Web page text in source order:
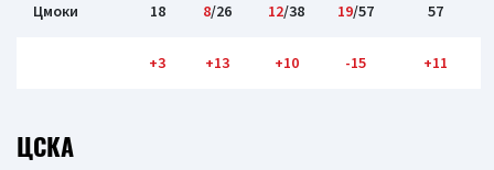
Цмоки 18 8/26 12/38 19/57 57
+3 +13 +10 -15 +11
ЦСКА